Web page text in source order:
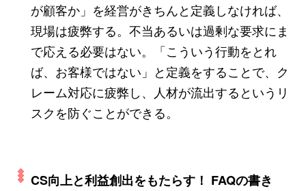
が顧客か」を経営がきちんと定義しなければ、
現場は疲弊する。不当あるいは過剰な要求にま
で応える必要はない。「こういう行動をとれ
ば、お客様ではない」と定義をすることで、ク
レーム対応に疲弊し、人材が流出するというリ
スクを防ぐことができる。
CS向上と利益創出をもたらす！ FAQの書き